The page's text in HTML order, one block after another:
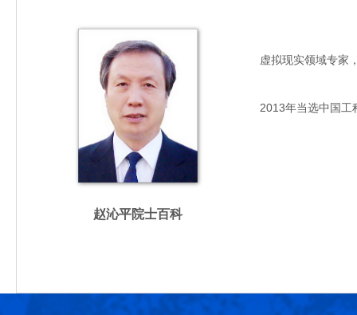
赵沁平院士百科
虚拟现实领域专家，
2013年当选中国工